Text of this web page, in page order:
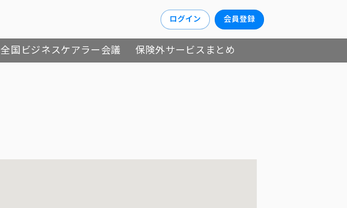
ログイン 会員登録
全国ビジネスケアラー会議 保険外サービスまとめ